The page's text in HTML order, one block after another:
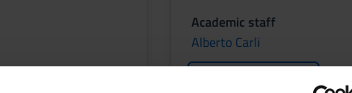
Academic staff
Alberto Carli